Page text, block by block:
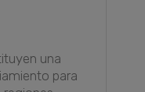
una
para